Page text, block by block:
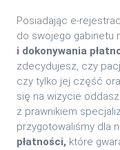
Posiadając e-
do swojego gabinetu
i dokonywania
zdecydujesz, czy
czy tylko jej część
się na wizycie
z prawnikiem
przygotowaliśmy dla
płatności, które